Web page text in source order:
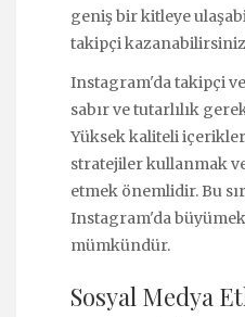
geniş bir kitleye
takipçi
Instagram'da takipçi
sabır ve tutarlılık
Yüksek kaliteli
stratejiler kullanmak
etmek önemlidir. Bu
Instagram'da büyümek
mümkündür.
Sosyal Medya